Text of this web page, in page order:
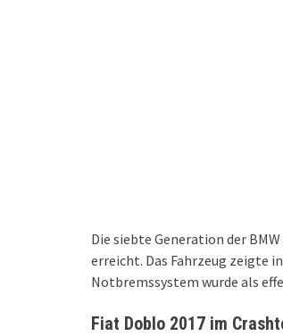
Die siebte Generation der
erreicht. Das Fahrzeug zeigte
Notbremssystem wurde als
Fiat Doblo 2017 im